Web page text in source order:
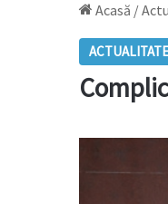
Acasă /
ACTUALITATE